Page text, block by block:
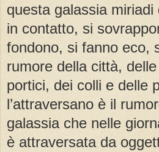
questa galassia
in contatto, si
fondono, si fanno eco,
rumore della città,
portici, dei colli e delle
l’attraversano è il
galassia che nelle
è attraversata da